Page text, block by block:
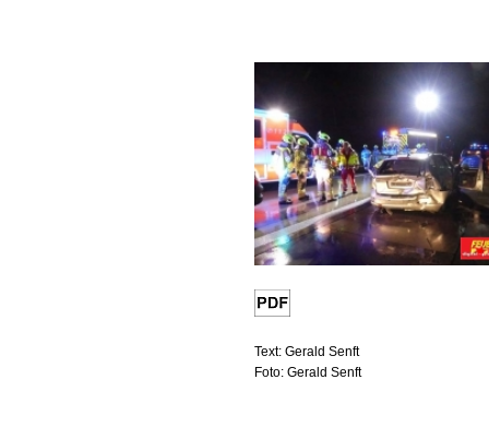
Text: Gerald Senft
Foto: Gerald Senft